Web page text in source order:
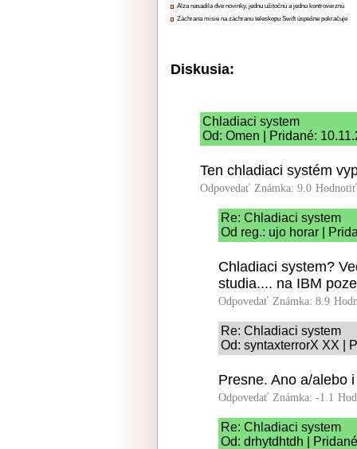
Alza nasadila dve novinky, jednu užitočnú a jednu kontroverznú
Záchrana misie na záchranu teleskopu Swift úspešne pokračuje
Diskusia:
Chladiaci system
Od: Omen | Pridané:
Ten chladiaci systém
Odpovedať Známka: 9.0
Re: Chladiaci system
Od reg.: ujo horar |
Chladiaci system?
studia.... na IBM
Odpovedať Známka: 8.9
Re: Chladiaci system
Od: syntaxterrorX XX |
Presne. Ano a/alebo
Odpovedať Známka: -1.1
Re: Chladiaci system
Od: drhytdhtdh |